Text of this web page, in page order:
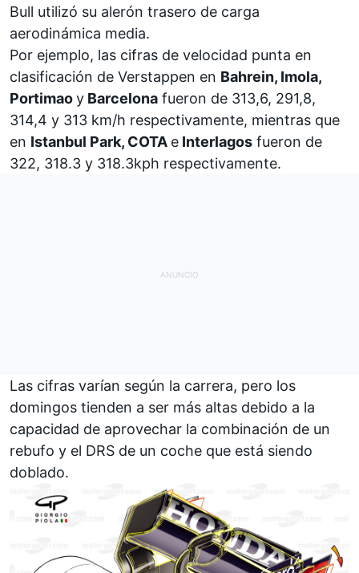
Bull utilizó su alerón trasero de carga
aerodinámica media.
Por ejemplo, las cifras de velocidad punta en
clasificación de Verstappen en Bahrein, Imola,
Portimaoy Barcelona fueron de 313,6, 291,8,
314,4 y 313 km/h respectivamente, mientras que
en Istanbul Park, COTA e Interlagos fueron de
322, 318.3 y 318.3kph respectivamente.
Las cifras varían según la carrera, pero los
domingos tienden a ser más altas debido a la
capacidad de aprovechar la combinación de un
rebufo y el DRS de un coche que está siendo
doblado.